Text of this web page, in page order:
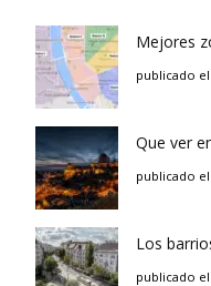
Mejores
publicado el
Que ver
publicado
Los
publicado el